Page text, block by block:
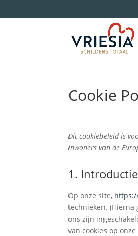
Cookie
Dit cookiebeleid is
inwoners van de
1. Introductie
Op onze site,
technieken. (Hierna
ons zijn
van cookies op onze